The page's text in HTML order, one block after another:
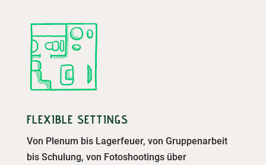
FLEXIBLE SETTINGS
Von Plenum bis Lagerfeuer, von Gruppenarbeit
bis Schulung, von Fotoshootings über